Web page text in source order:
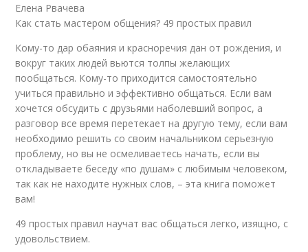
Елена Рвачева
Как стать мастером общения? 49 простых правил
Кому-то дар обаяния и красноречия дан от рождения, и
вокруг таких людей вьются толпы желающих
пообщаться. Кому-то приходится самостоятельно
учиться правильно и эффективно общаться. Если вам
хочется обсудить с друзьями наболевший вопрос, а
разговор все время перетекает на другую тему, если вам
необходимо решить со своим начальником серьезную
проблему, но вы не осмеливаетесь начать, если вы
откладываете беседу «по душам» с любимым человеком,
так как не находите нужных слов, – эта книга поможет
вам!
49 простых правил научат вас общаться легко, изящно, с
удовольствием.